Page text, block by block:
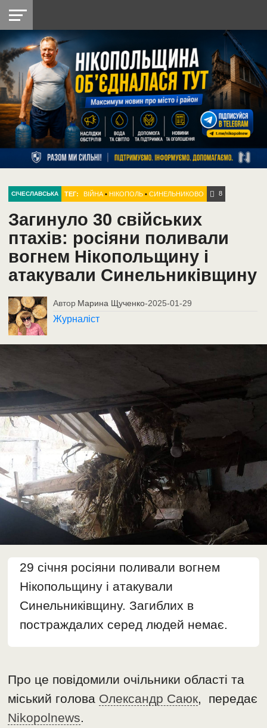
НІКОПОЛЬ
РАЙОН
СІЧЕСЛАВСЬКА
УКРАЇНА
РЕТРО
НІКОПОЛЬ
ЛАЙТ
УКРАЇНА
ДОПОМОГА
РАДІО
СІЧЕСЛАВСЬКА ТЕГ: ВІЙНА •НІКОПОЛЬ •СИНЕЛЬНИКОВО 8
Загинуло 30 свійських
птахів: росіяни поливали
вогнем Нікопольщину і
атакували Синельниківщину
Автор Марина Щученко-2025-01-29
Журналіст
29 січня росіяни поливали вогнем
Нікопольщину і атакували
Синельниківщину. Загиблих в
постраждалих серед людей немає.
Про це повідомили очільники області та
міський голова Олександр Саюк, передає
Nikopolnews.